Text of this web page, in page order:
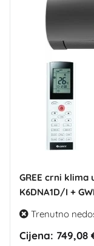
GREE crni klima
K6DNA1D/I +
Trenutno
Cijena: 749,08